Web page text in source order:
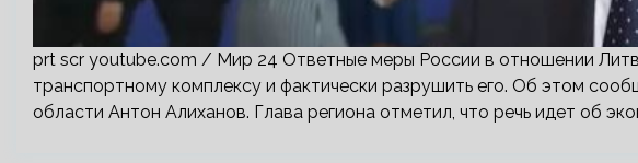
prt scr youtube.com / Мир 24 Ответные меры России в отношении
транспортному комплексу и фактически разрушить его. Об этом
области Антон Алиханов. Глава региона отметил, что речь идет об